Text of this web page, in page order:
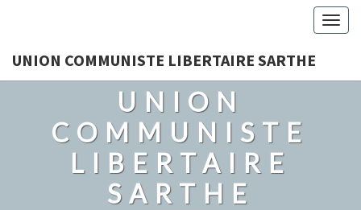
UNION COMMUNISTE LIBERTAIRE SARTHE
UNION
COMMUNISTE
LIBERTAIRE
SARTHE